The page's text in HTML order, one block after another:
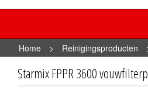
Home
> Reinigingsproducten
reinigingsproducten > Starmix
Starmix FPPR 3600